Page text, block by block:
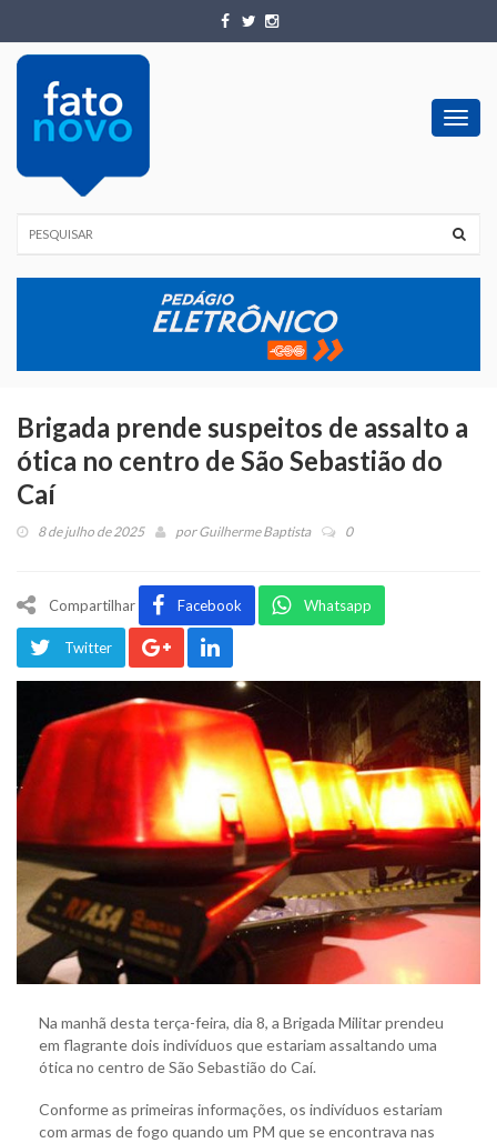
Brigada prende suspeitos de assalto a
ótica no centro de São Sebastião do
Caí
8 de julho de 2025 porGuilherme Baptista 0
Compartilhar Facebook Whatsapp
Twitter
Na manhã desta terça-feira, dia 8, a Brigada Militar prendeu
em flagrante dois indivíduos que estariam assaltando uma
ótica no centro de São Sebastião do Caí.
Conforme as primeiras informações, os indivíduos estariam
com armas de fogo quando um PM que se encontrava nas